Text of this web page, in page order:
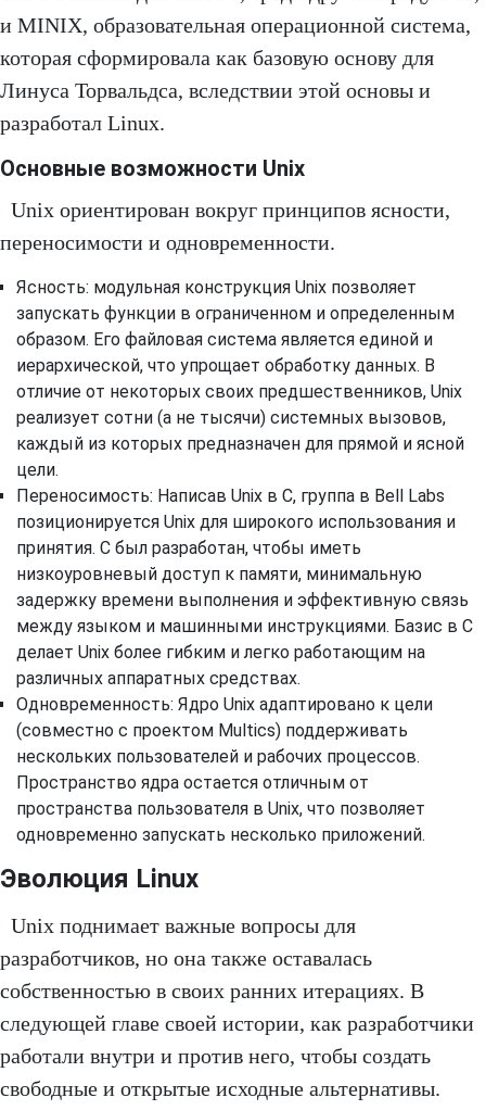
и MINIX, образовательная операционной система,
которая сформировала как базовую основу для
Линуса Торвальдса, вследствии этой основы и
разработал Linux.
Основные возможности Unix
Unix ориентирован вокруг принципов ясности,
переносимости и одновременности.
Ясность: модульная конструкция Unix позволяет
запускать функции в ограниченном и определенным
образом. Его файловая система является единой и
иерархической, что упрощает обработку данных. В
отличие от некоторых своих предшественников, Unix
реализует сотни (а не тысячи) системных вызовов,
каждый из которых предназначен для прямой и ясной
цели.
Переносимость: Написав Unix в C, группа в Bell Labs
позиционируется Unix для широкого использования и
принятия. C был разработан, чтобы иметь
низкоуровневый доступ к памяти, минимальную
задержку времени выполнения и эффективную связь
между языком и машинными инструкциями. Базис в C
делает Unix более гибким и легко работающим на
различных аппаратных средствах.
Одновременность: Ядро Unix адаптировано к цели
(совместно с проектом Multics) поддерживать
нескольких пользователей и рабочих процессов.
Пространство ядра остается отличным от
пространства пользователя в Unix, что позволяет
одновременно запускать несколько приложений.
Эволюция Linux
Unix поднимает важные вопросы для
разработчиков, но она также оставалась
собственностью в своих ранних итерациях. В
следующей главе своей истории, как разработчики
работали внутри и против него, чтобы создать
свободные и открытые исходные альтернативы.